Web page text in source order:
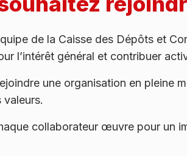
de la Caisse des Dépôts et
l’intérêt général et contribuer
une organisation en pleine
collaborateur œuvre pour un